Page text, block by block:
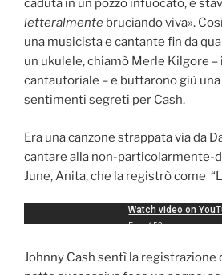
caduta in un pozzo infuocato, e
letteralmente bruciando viva».
una musicista e cantante fin da
un ukulele, chiamò Merle Kilgore
cantautoriale – e buttarono giù
sentimenti segreti per Cash.
Era una canzone strappata via da
cantare alla non-particolarmente-
June, Anita, che la registrò come
Johnny Cash sentì la registrazione